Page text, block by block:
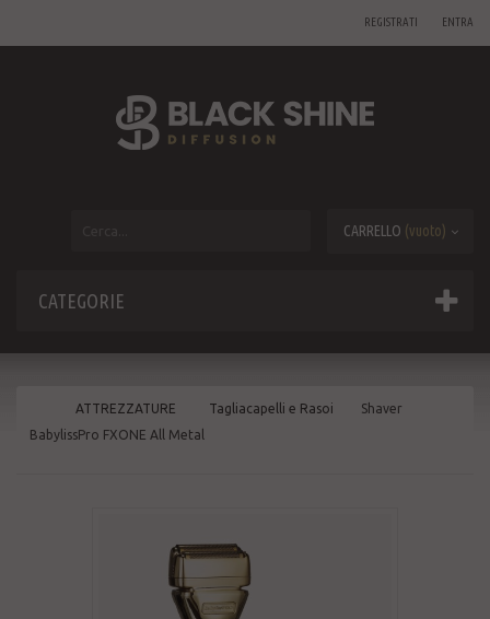
ENTRA
REGISTRATI
CARRELLO (vuoto)
CATEGORIE
ATTREZZATURE Tagliacapelli e Rasoi
Shaver
BabylissPro FXONE All Metal